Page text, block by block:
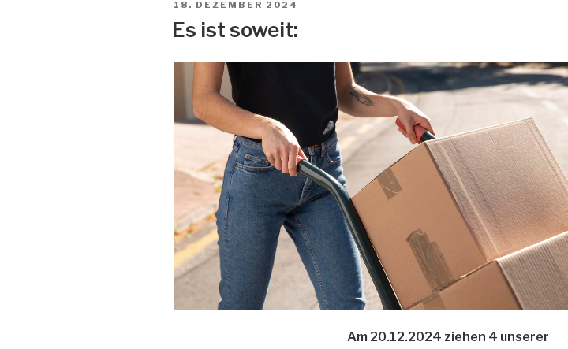
VERÖFFENTLICHT
AM
18. DEZEMBER 2024
Es ist soweit:
Am 20.12.2024 ziehen 4 unserer